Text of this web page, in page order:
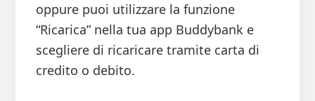
oppure puoi utilizzare la funzione
“Ricarica” nella tua app Buddybank e
scegliere di ricaricare tramite carta di
credito o debito.